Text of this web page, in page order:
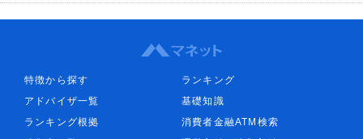
特徴から探す
ランキング
アドバイザ一覧
基礎知識
ランキング根拠
消費者金融ATM検索